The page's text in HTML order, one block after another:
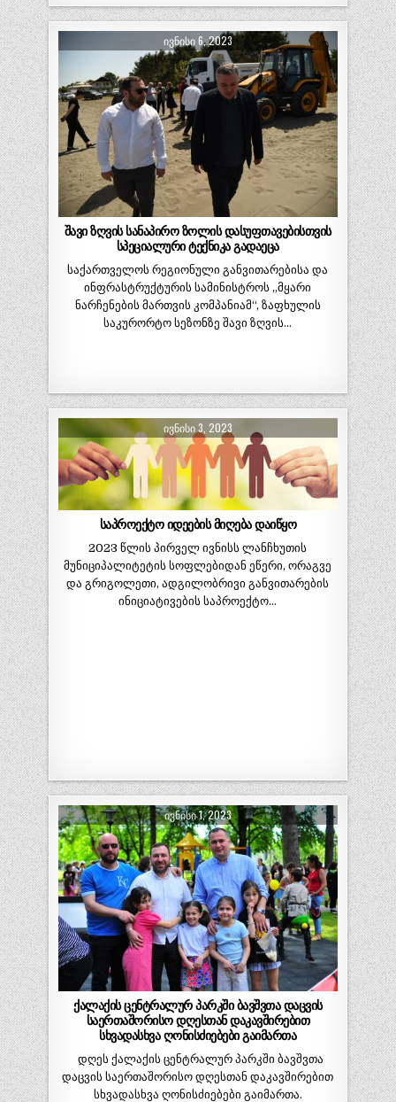
ᲘᲕᲜᲘᲡᲘ 6, 2023
შავი ზღვის სანაპირო ზოლის დასუფთავებისთვის
სპეციალური ტექნიკა გადაეცა
საქართველოს რეგიონული განვითარებისა და
ინფრასტრუქტურის სამინისტროს „მყარი
ნარჩენების მართვის კომპანიამ“, ზაფხულის
საკურორტო სეზონზე შავი ზღვის…
ᲘᲕᲜᲘᲡᲘ 3, 2023
საპროექტო იდეების მიღება დაიწყო
2023 წლის პირველ ივნისს ლანჩხუთის
მუნიციპალიტეტის სოფლებიდან ეწერი, ორაგვე
და გრიგოლეთი, ადგილობრივი განვითარების
ინიციატივების საპროექტო…
ᲘᲕᲜᲘᲡᲘ 1, 2023
ქალაქის ცენტრალურ პარკში ბავშვთა დაცვის
საერთაშორისო დღესთან დაკავშირებით
სხვადასხვა ღონისძიებები გაიმართა
დღეს ქალაქის ცენტრალურ პარკში ბავშვთა
დაცვის საერთაშორისო დღესთან დაკავშირებით
სხვადასხვა ღონისძიებები გაიმართა.